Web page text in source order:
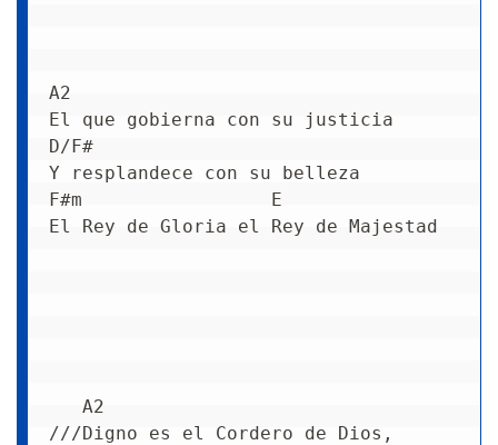
A2
El que gobierna con su justicia
D/F#
Y resplandece con su belleza
F#m                 E
El Rey de Gloria el Rey de Majestad
A2
///Digno es el Cordero de Dios,